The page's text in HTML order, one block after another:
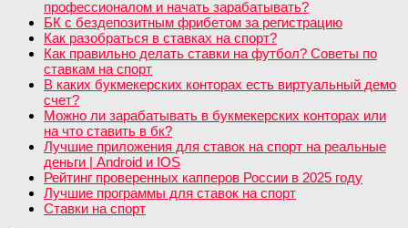
профессионалом и начать зарабатывать?
БК с бездепозитным фрибетом за регистрацию
Как разобраться в ставках на спорт?
Как правильно делать ставки на футбол? Советы по
ставкам на спорт
В каких букмекерских конторах есть виртуальный демо
счет?
Можно ли зарабатывать в букмекерских конторах или
на что ставить в бк?
Лучшие приложения для ставок на спорт на реальные
деньги | Android и IOS
Рейтинг проверенных капперов России в 2025 году
Лучшие программы для ставок на спорт
Ставки на спорт